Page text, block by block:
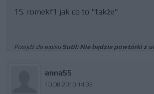
15. romekf1 jak co to "także"
Przejdź do wpisu Sutil: Nie będzie powtórki z
anna55
10.08.2010 14:38